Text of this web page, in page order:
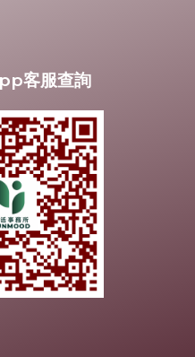
客服查詢